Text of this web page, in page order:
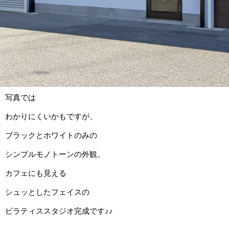
写真では
わかりにくいかもですが、
ブラックとホワイトのみの
シンプルモノトーンの外観。
カフェにも見える
シュッとしたフェイスの
ピラティススタジオ完成です♪♪